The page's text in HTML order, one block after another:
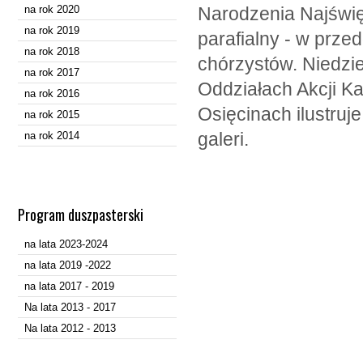
na rok 2020
na rok 2019
na rok 2018
na rok 2017
na rok 2016
na rok 2015
na rok 2014
Program duszpasterski
na lata 2023-2024
na lata 2019 -2022
na lata 2017 - 2019
Na lata 2013 - 2017
Na lata 2012 - 2013
Narodzenia
parafialny - w
chórzystów.
Oddziałach Akcji
Osięcinach
galeri.